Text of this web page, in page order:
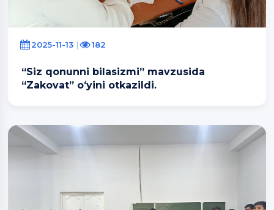
2025-11-13 182
“Siz qonunni bilasizmi” mavzusida
“Zakovat” oʻyini otkazildi.